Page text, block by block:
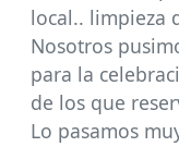
local.. limpieza
Nosotros
para la
de los que
Lo pasamos